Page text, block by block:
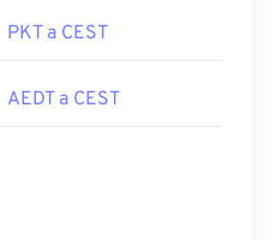
PKT a CEST
AEDT a CEST